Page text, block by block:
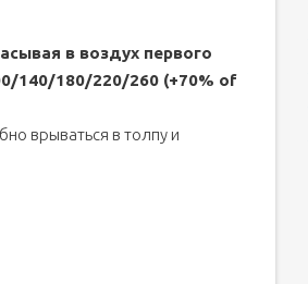
в воздух первого
140/180/220/260 (+70% of
врываться в толпу и